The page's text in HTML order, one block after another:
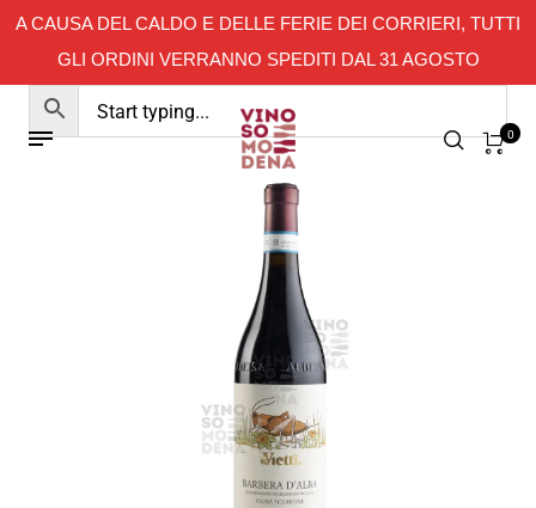
A CAUSA DEL CALDO E DELLE FERIE DEI CORRIERI, TUTTI
GLI ORDINI VERRANNO SPEDITI DAL 31 AGOSTO
0